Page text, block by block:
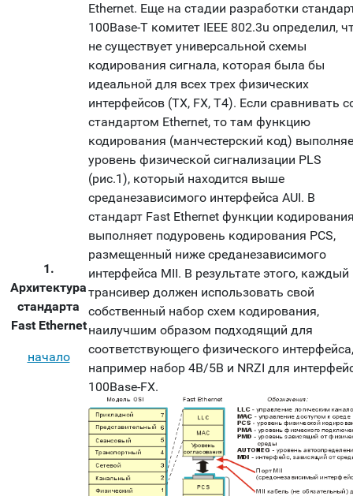
1.
Архитектура
стандарта
Fast Ethernet
начало
Ethernet. Еще на стадии разработки
100Base-T комитет IEEE 802.3u определил,
не существует универсальной схемы
кодирования сигнала, которая была бы
идеальной для всех трех физических
интерфейсов (TX, FX, T4). Если сравнивать
стандартом Ethernet, то там функцию
кодирования (манчестерский код)
уровень физической сигнализации PLS
(рис.1), который находится выше
среданезависимого интерфейса AUI. В
стандарт Fast Ethernet функции
выполняет подуровень кодирования PCS,
размещенный ниже среданезависимого
интерфейса MII. В результате этого, каждый
трансивер должен использовать свой
собственный набор схем кодирования,
наилучшим образом подходящий для
соответствующего физического интерфейса,
например набор 4B/5B и NRZI для
100Base-FX.